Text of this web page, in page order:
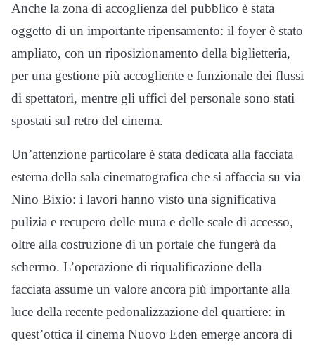
Anche la zona di accoglienza del pubblico è stata
oggetto di un importante ripensamento: il foyer è stato
ampliato, con un riposizionamento della biglietteria,
per una gestione più accogliente e funzionale dei flussi
di spettatori, mentre gli uffici del personale sono stati
spostati sul retro del cinema.
Un’attenzione particolare è stata dedicata alla facciata
esterna della sala cinematografica che si affaccia su via
Nino Bixio: i lavori hanno visto una significativa
pulizia e recupero delle mura e delle scale di accesso,
oltre alla costruzione di un portale che fungerà da
schermo. L’operazione di riqualificazione della
facciata assume un valore ancora più importante alla
luce della recente pedonalizzazione del quartiere: in
quest’ottica il cinema Nuovo Eden emerge ancora di